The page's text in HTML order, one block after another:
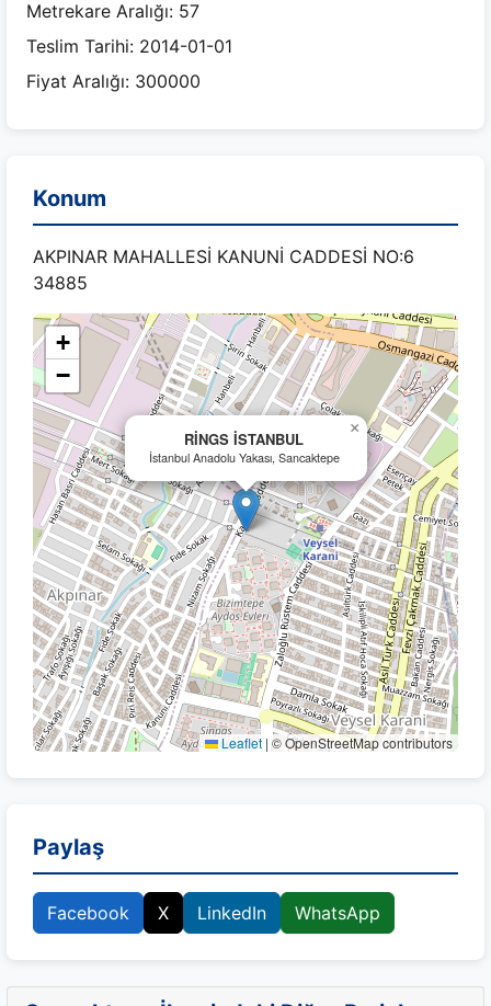
Metrekare Aralığı: 57
Teslim Tarihi: 2014-01-01
Fiyat Aralığı: 300000
Konum
AKPINAR MAHALLESİ KANUNİ CADDESİ NO:6
34885
RİNGS İSTANBUL
İstanbul Anadolu Yakası, Sancaktepe
×
+
−
Leaflet | © OpenStreetMap contributors
Paylaş
Facebook X LinkedIn WhatsApp